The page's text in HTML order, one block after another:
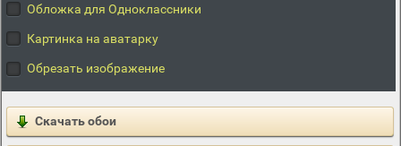
Обложка для Одноклассники
Картинка на аватарку
Обрезать изображение
Скачать обои